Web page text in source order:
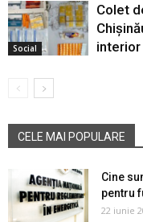
Social
Colet
interior
CELE MAI POPULARE
Cine
pentru
22 iunie